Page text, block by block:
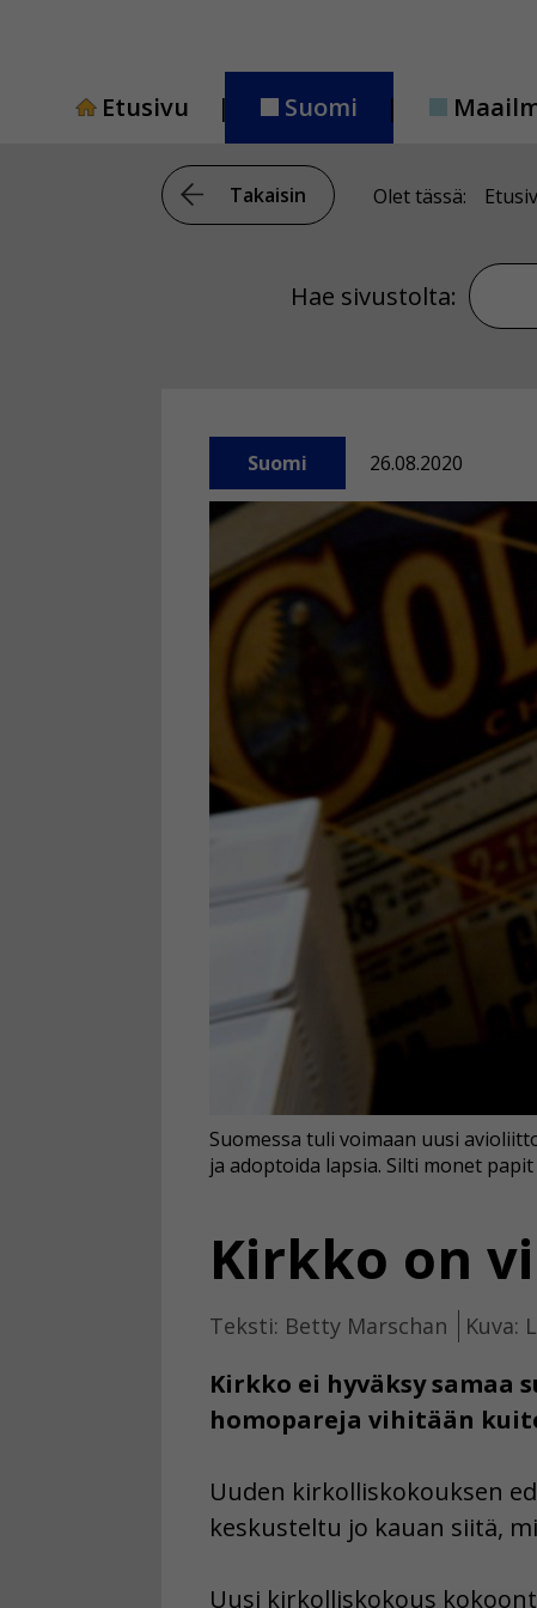
Etusivu
Suomi
Takaisin Olet tässä:
Hae sivustolta: Hae
Suomi 26.08.2020
Kirkko on
Teksti: Betty Marschan Kuva:
Kirkko ei hyväksy samaa
homopareja vihitään
Suomessa tuli voimaan uusi
ja adoptoida lapsia. Silti monet
Uuden kirkolliskokouksen
keskusteltu jo kauan siitä,
Uusi kirkolliskokous